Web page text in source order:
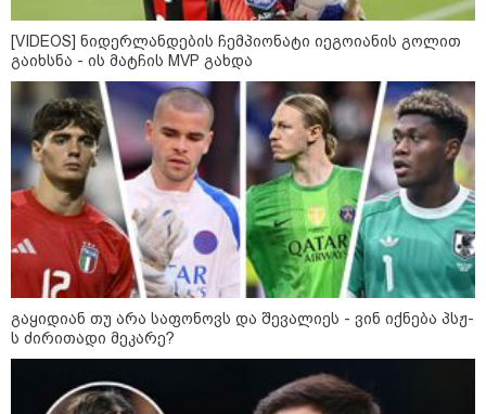
კატეგორიის ყველა სიახლე
უნდა დაგვხრიტოთ? არა, თქვენი
დახვრეტა რაში გვაწყობს,
გუდაუთაში ქართველ ტყვეებში
უნდა გადაგცვალოთ...
როდის დაიწყო რეალურად
საქართველო-რუსეთის ომი და
საბედისწერო გამოდგა
[VIDEOS] ნიდერლანდების ჩემპიონატი იეგოიანის გოლით
გაიხსნა - ის მატჩის MVP გახდა
გაყიდიან თუ არა საფონოვს და შევალიეს - ვინ იქნება პსჟ-
ს ძირითადი მეკარე?